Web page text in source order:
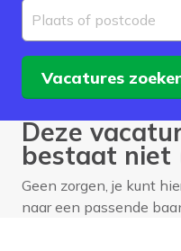
Plaats of postcode
Vacatures
Deze
bestaat niet
Geen zorgen, je kunt
naar een passende